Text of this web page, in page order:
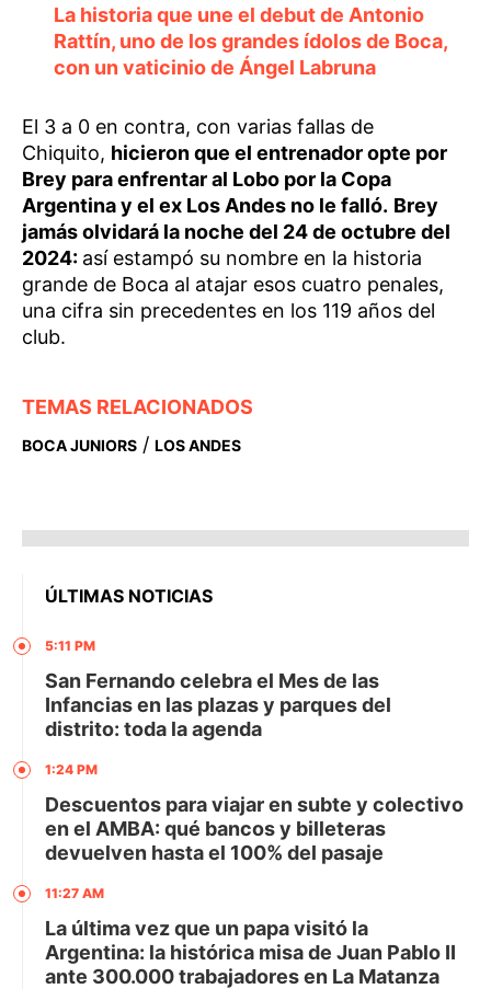
La historia que une el debut de Antonio
Rattín, uno de los grandes ídolos de Boca,
con un vaticinio de Ángel Labruna
El 3 a 0 en contra, con varias fallas de
Chiquito, hicieron que el entrenador opte por
Brey para enfrentar al Lobo por la Copa
Argentina y el ex Los Andes no le falló. Brey
jamás olvidará la noche del 24 de octubre del
2024: así estampó su nombre en la historia
grande de Boca al atajar esos cuatro penales,
una cifra sin precedentes en los 119 años del
club.
TEMAS RELACIONADOS
BOCA JUNIORS / LOS ANDES
ÚLTIMAS NOTICIAS
5:11 PM
San Fernando celebra el Mes de las
Infancias en las plazas y parques del
distrito: toda la agenda
1:24 PM
Descuentos para viajar en subte y colectivo
en el AMBA: qué bancos y billeteras
devuelven hasta el 100% del pasaje
11:27 AM
La última vez que un papa visitó la
Argentina: la histórica misa de Juan Pablo II
ante 300.000 trabajadores en La Matanza